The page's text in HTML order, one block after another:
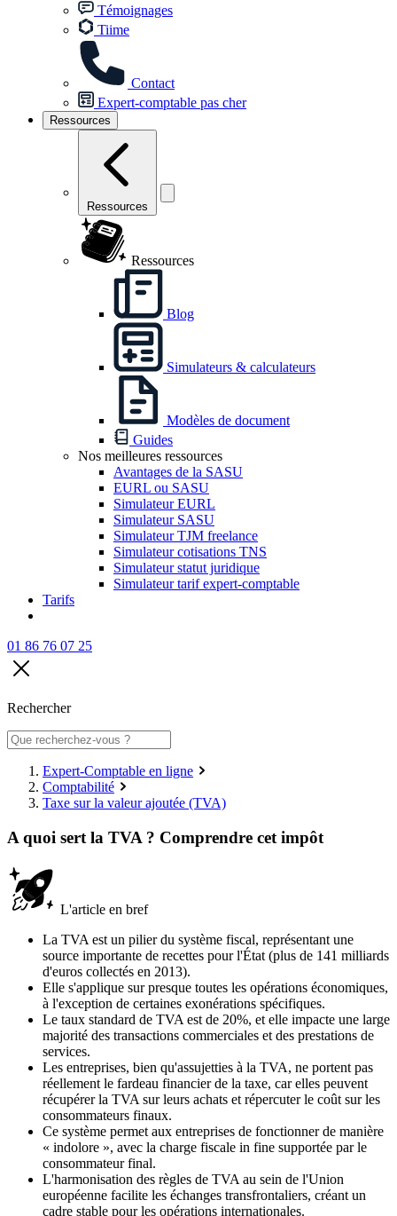
Témoignages
Tiime
Contact
Expert-comptable pas cher
Ressources
Ressources
Ressources
Blog
Simulateurs & calculateurs
Modèles de document
Guides
Nos meilleures ressources
Avantages de la SASU
EURL ou SASU
Simulateur EURL
Simulateur SASU
Simulateur TJM freelance
Simulateur cotisations TNS
Simulateur statut juridique
Simulateur tarif expert-comptable
Tarifs
01 86 76 07 25
Rechercher
Expert-Comptable en ligne
Comptabilité
Taxe sur la valeur ajoutée (TVA)
A quoi sert la TVA ? Comprendre cet impôt
L'article en bref
La TVA est un pilier du système fiscal, représentant une
source importante de recettes pour l'État (plus de 141 milliards
d'euros collectés en 2013).
Elle s'applique sur presque toutes les opérations économiques,
à l'exception de certaines exonérations spécifiques.
Le taux standard de TVA est de 20%, et elle impacte une large
majorité des transactions commerciales et des prestations de
services.
Les entreprises, bien qu'assujetties à la TVA, ne portent pas
réellement le fardeau financier de la taxe, car elles peuvent
récupérer la TVA sur leurs achats et répercuter le coût sur les
consommateurs finaux.
Ce système permet aux entreprises de fonctionner de manière
« indolore », avec la charge fiscale in fine supportée par le
consommateur final.
L'harmonisation des règles de TVA au sein de l'Union
européenne facilite les échanges transfrontaliers, créant un
cadre stable pour les opérations internationales.